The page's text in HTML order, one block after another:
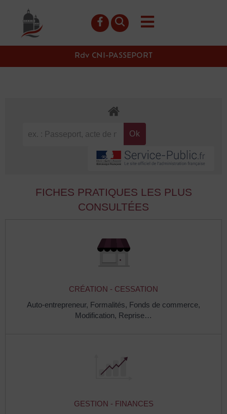
principal
Rdv CNI-PASSEPORT
FICHES PRATIQUES LES PLUS
CONSULTÉES
CRÉATION - CESSATION
Auto-entrepreneur, Formalités, Fonds de commerce,
Modification, Reprise…
GESTION - FINANCES